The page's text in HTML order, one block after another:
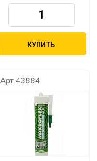
КУПИТЬ
Арт.43884